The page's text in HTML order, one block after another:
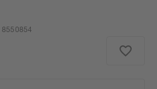
8550854